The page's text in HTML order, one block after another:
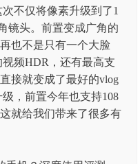
不仅将像素升级到了1
镜头。前置变成广角的
也不是只有一个大脸
频HDR，还有最高支
接就变成了最好的vlog
，前置今年也支持108
就给我们带来了很多有